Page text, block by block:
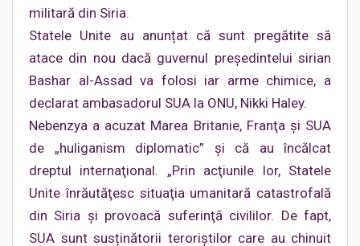
militară din Siria.
Statele Unite au anunțat că sunt pregătite să
atace din nou dacă guvernul preşedintelui sirian
Bashar al-Assad va folosi iar arme chimice, a
declarat ambasadorul SUA la ONU, Nikki Haley.
Nebenzya a acuzat Marea Britanie, Franţa şi SUA
de „huliganism diplomatic” şi că au încălcat
dreptul internaţional. „Prin acţiunile lor, Statele
Unite înrăutăţesc situaţia umanitară catastrofală
din Siria şi provoacă suferinţă civililor. De fapt,
SUA sunt susținătorii teroriştilor care au chinuit